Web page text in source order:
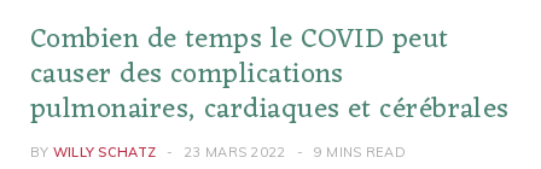
Combien de temps le COVID peut
causer des complications
pulmonaires, cardiaques et cérébrales
BY WILLY SCHATZ 23 MARS 2022 9 MINS READ